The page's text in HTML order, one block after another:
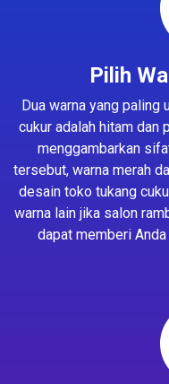
Pilih
Dua warna yang paling
cukur adalah hitam dan
menggambarkan
tersebut, warna merah
desain toko tukang
warna lain jika salon
dapat memberi